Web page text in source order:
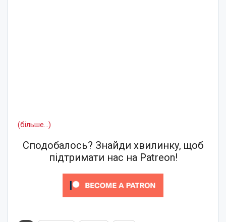
(більше…)
Сподобалось? Знайди хвилинку, щоб
підтримати нас на Patreon!